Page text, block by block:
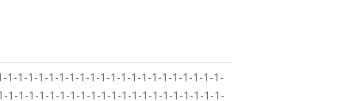
1-1-1-1-1-1-1-1-1-1-1-1-1-1-1-1-1-1-1-1-1-
1-1-1-1-1-1-1-1-1-1-1-1-1-1-1-1-1-1-1-1-1-